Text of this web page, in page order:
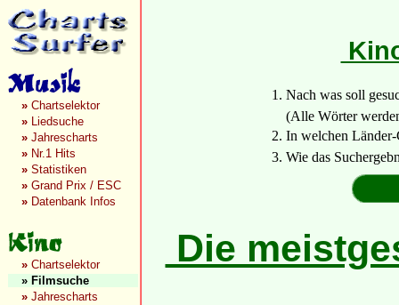
» Chartselektor
» Liedsuche
» Jahrescharts
» Nr.1 Hits
» Statistiken
» Grand Prix / ESC
» Datenbank Infos
» Chartselektor
» Filmsuche
» Jahrescharts
1. Nach was soll
(Alle Wörter
2. In welchen Länder-
3. Wie das
Die